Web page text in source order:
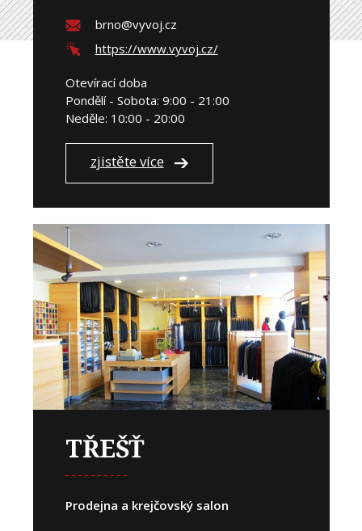
brno@vyvoj.cz
https://www.vyvoj.cz/
Otevírací doba
Pondělí - Sobota: 9:00 - 21:00
Neděle: 10:00 - 20:00
zjistěte více
TŘEŠŤ
Prodejna a krejčovský salon